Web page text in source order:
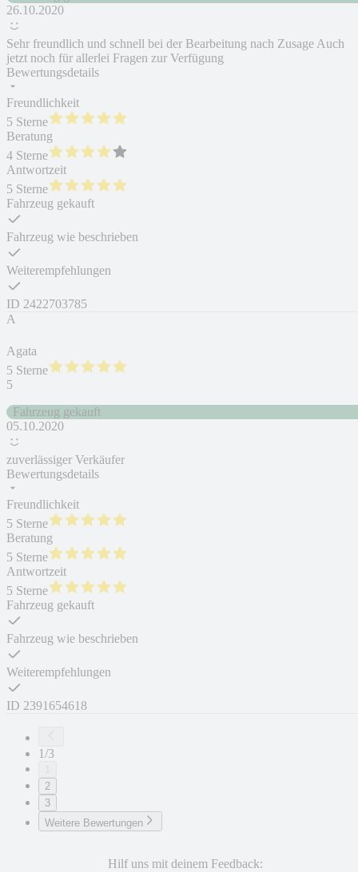
26.10.2020
Sehr freundlich und schnell bei der Bearbeitung nach Zusage Auch
jetzt noch für allerlei Fragen zur Verfügung
Bewertungsdetails
Freundlichkeit
5 Sterne
Beratung
4 Sterne
Antwortzeit
5 Sterne
Fahrzeug gekauft
Fahrzeug wie beschrieben
Weiterempfehlungen
ID 2422703785
A
Agata
5 Sterne
5
Fahrzeug gekauft
05.10.2020
zuverlässiger Verkäufer
Bewertungsdetails
Freundlichkeit
5 Sterne
Beratung
5 Sterne
Antwortzeit
5 Sterne
Fahrzeug gekauft
Fahrzeug wie beschrieben
Weiterempfehlungen
ID 2391654618
1/3
2
3
Weitere Bewertungen
Hilf uns mit deinem Feedback: